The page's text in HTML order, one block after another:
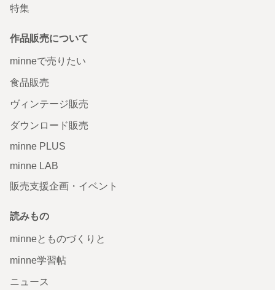
特集
作品販売について
minneで売りたい
食品販売
ヴィンテージ販売
ダウンロード販売
minne PLUS
minne LAB
販売支援企画・イベント
読みもの
minneとものづくりと
minne学習帖
ニュース